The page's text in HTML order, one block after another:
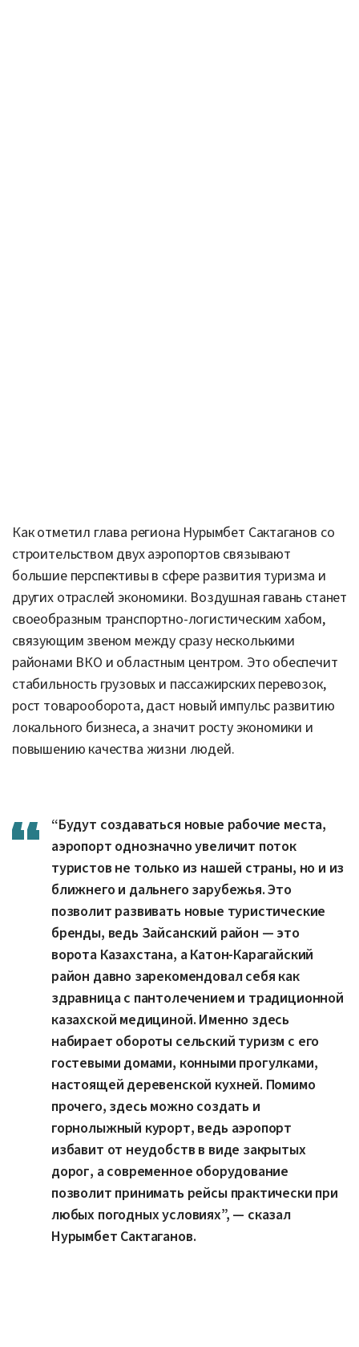
набирает обороты сельский туризм с его
гостевыми домами, конными прогулками,
настоящей деревенской кухней. Помимо
прочего, здесь можно создать и
горнолыжный курорт, ведь аэропорт
избавит от неудобств в виде закрытых
дорог, а современное оборудование
позволит принимать рейсы практически при
любых погодных условиях”, — сказал
Нурымбет Сактаганов.
Если говорить более конкретно, то в Катон-
Карагайском районе аэропорт будет находиться
между населенными пунктами Белкарагай и Орнек,
вблизи автодороги «Усть-Каменогорск –
Рахмановские ключи». Расстояние до села Катон-
Карагай составит 25 км, до села Үлкен Нарын – 62 км. В
Зайсанском районе аэропорт появится на территории
бывшего военного аэродрома Сатпай, недалеко от
трассы «Омск – Майкапчагай». Он будет расположен в
25 км от города Зайсан и в 85 км от села Акжар.
“К следующему туристическому сезону
аэропорты в Зайсанском и Катон-